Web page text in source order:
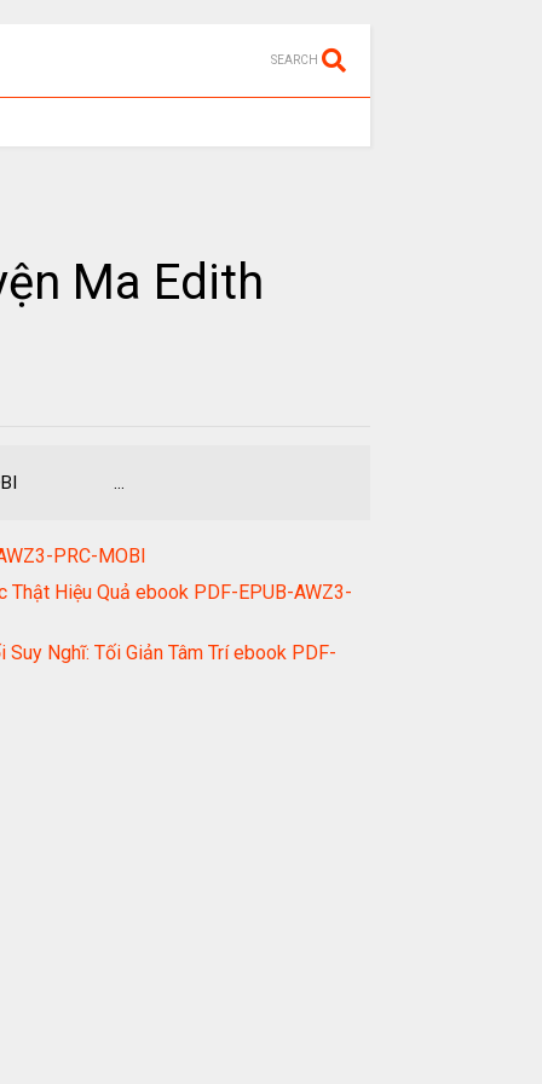
SEARCH
Ma Edith
MOBI ...
PRC-MOBI
Thật Hiệu Quả ebook PDF-EPUB-AWZ3-
Nghĩ: Tối Giản Tâm Trí ebook PDF-